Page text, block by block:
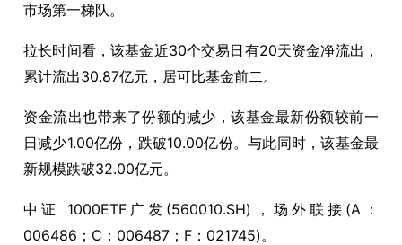
市场第一梯队。
拉长时间看，该基金近30个交易日有20天资金净流出，
累计流出30.87亿元，居可比基金前二。
资金流出也带来了份额的减少，该基金最新份额较前一
日减少1.00亿份，跌破10.00亿份。与此同时，该基金最
新规模跌破32.00亿元。
中证 1000ETF广发(560010.SH)，场外联接(A：
006486；C：006487；F：021745)。